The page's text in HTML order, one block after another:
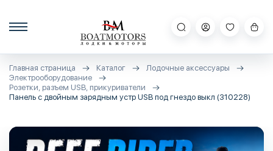
Главная страница Каталог
Лодочные аксессуары
Электрооборудование
Розетки, разъем USB, прикуриватели
Панель с двойным зарядным устр USB под гнездо выкл (310228)